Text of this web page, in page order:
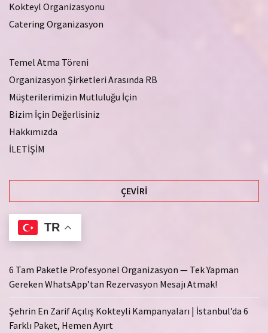
Kokteyl Organizasyonu
Catering Organizasyon
Temel Atma Töreni
Organizasyon Şirketleri Arasında RB
Müşterilerimizin Mutluluğu İçin
Bizim İçin Değerlisiniz
Hakkımızda
İLETİŞİM
ÇEVIRI
TR
6 Tam Paketle Profesyonel Organizasyon — Tek Yapman
Gereken WhatsApp’tan Rezervasyon Mesajı Atmak!
Şehrin En Zarif Açılış Kokteyli Kampanyaları | İstanbul’da 6
Farklı Paket, Hemen Ayırt